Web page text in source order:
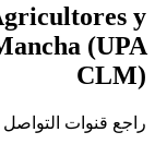
y
(UPA
CLM)
راجع قنوات